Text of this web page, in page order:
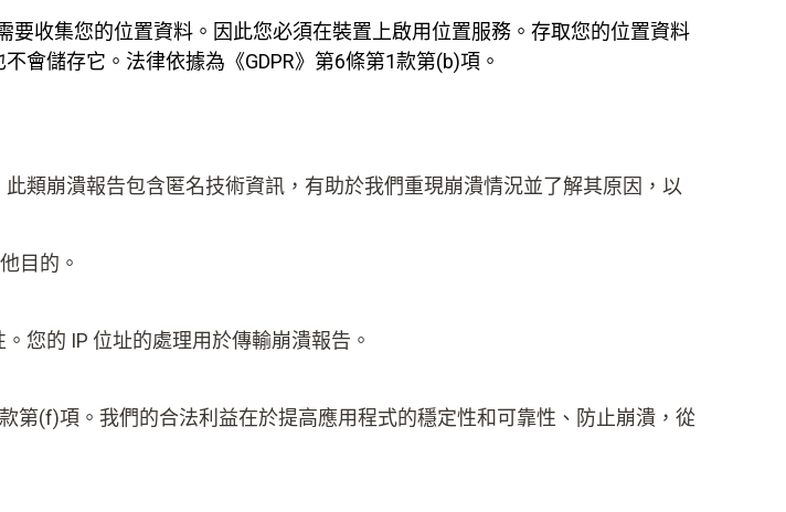
收集您的位置資料。因此您必須在裝置上啟用位置服務。存取您的位置資料
會儲存它。法律依據為《GDPR》第6條第1款第(b)項。
類崩潰報告包含匿名技術資訊，有助於我們重現崩潰情況並了解其原因，以
目的。
您的 IP 位址的處理用於傳輸崩潰報告。
第(f)項。我們的合法利益在於提高應用程式的穩定性和可靠性、防止崩潰，從